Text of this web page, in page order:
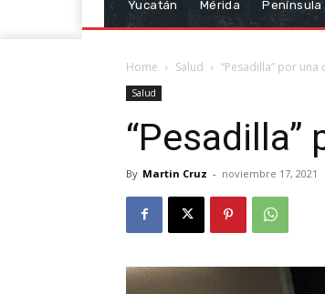
Yucatán Mérida Península
Home Salud “Pesadilla” por una
Salud
By Martin Cruz - noviembre 17, 2021